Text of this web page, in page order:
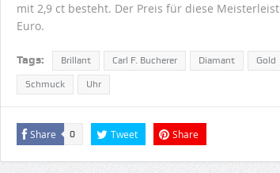
mit 2,9 ct besteht. Der Preis für diese
Euro.
Tags: Brillant Carl F. Bucherer Diamant Gold
Schmuck Uhr
Share 0 Tweet Share